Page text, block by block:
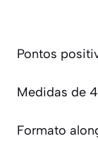
Pontos
Medidas de
Formato